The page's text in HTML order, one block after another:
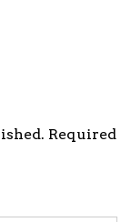
Required